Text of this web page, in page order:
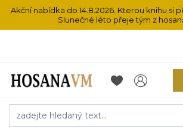
Akční nabídka do 14.8.2026. Kterou knihu si
Slunečné léto přeje tým z